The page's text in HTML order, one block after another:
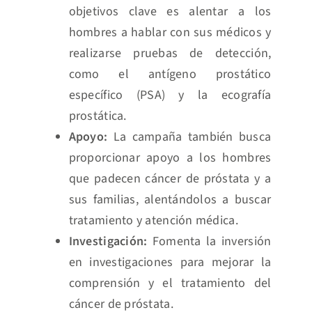
objetivos clave es alentar a los
hombres a hablar con sus médicos y
realizarse pruebas de detección,
como el antígeno prostático
específico (PSA) y la ecografía
prostática.
Apoyo: La campaña también busca
proporcionar apoyo a los hombres
que padecen cáncer de próstata y a
sus familias, alentándolos a buscar
tratamiento y atención médica.
Investigación: Fomenta la inversión
en investigaciones para mejorar la
comprensión y el tratamiento del
cáncer de próstata.